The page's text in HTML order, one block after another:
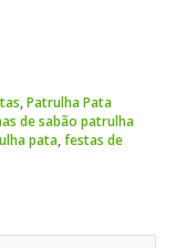
,Patrulha Pata
de sabão patrulha
pata,festas de